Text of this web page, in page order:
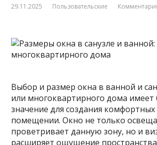
29.11.2025 Пользовательские
Выбор и размер окна в ванной и
или многоквартирного дома
значение для создания комфортных
помещении. Окно не только
проветривает данную зону, но и
расширяет ощущение